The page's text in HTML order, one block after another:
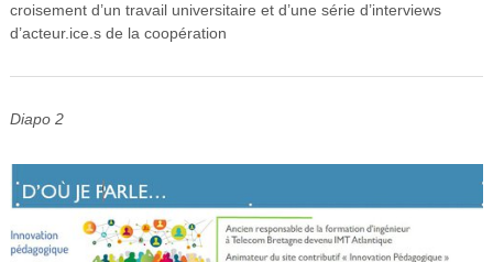
croisement d’un travail universitaire et d’une série d’interviews
d’acteur.ice.s de la coopération
Diapo 2